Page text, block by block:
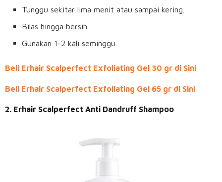
Tunggu sekitar lima menit atau sampai kering.
Bilas hingga bersih.
Gunakan 1-2 kali seminggu.
Beli Erhair Scalperfect Exfoliating Gel 30 gr di Sini
Beli Erhair Scalperfect Exfoliating Gel 65 gr di Sini
2. Erhair Scalperfect Anti Dandruff Shampoo